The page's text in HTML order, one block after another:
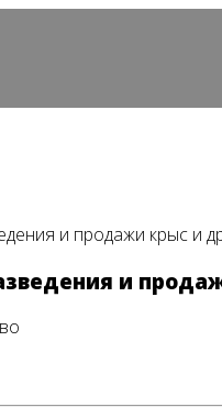
и продажи крыс и
и